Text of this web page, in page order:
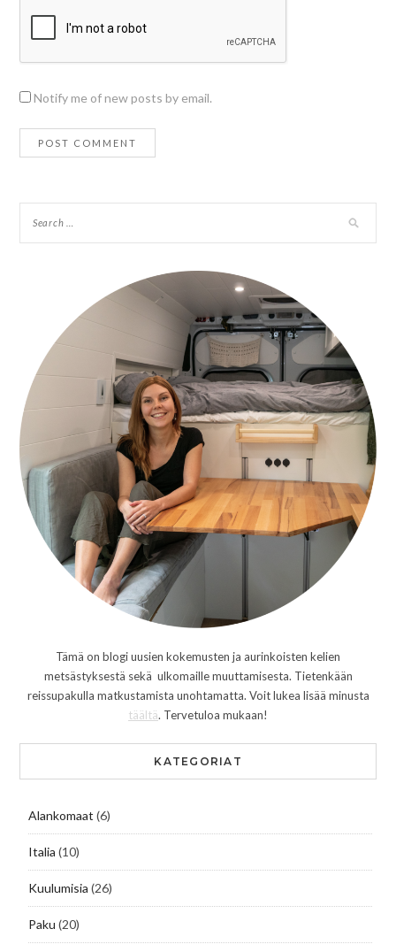
Notify me of new posts by email.
Tämä on blogi uusien kokemusten ja aurinkoisten kelien
metsästyksestä sekä ulkomaille muuttamisesta. Tietenkään
reissupakulla matkustamista unohtamatta. Voit lukea lisää minusta
täältä. Tervetuloa mukaan!
KATEGORIAT
Alankomaat (6)
Italia (10)
Kuulumisia (26)
Paku (20)